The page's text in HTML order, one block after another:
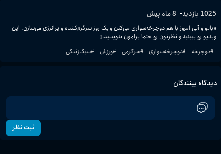
1025 بازدید- 8 ماه پیش
«بالو و آلی امروز با هم دوچرخه‌سواری می‌کنن و یک روز سرگرم‌کننده و پرانرژی می‌سازن. این
ویدیو رو ببینید و نظرتون رو حتما برامون بنویسید!»
#دوچرخه #دوچرخه‌سواری #سرگرمی #ورزش #سبک‌زندگی
دیدگاه بینندگان
ثبت نظر